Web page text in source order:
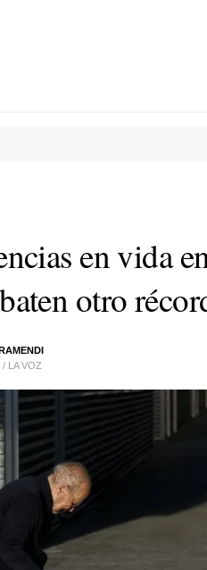
en vida
otro
LA VOZ